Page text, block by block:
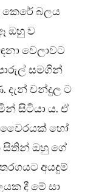
කෙරේ බලය
ඔහු ව
වෙලාවට
සමගින්
චන්දුල ට
සිටියා ය. ඒ
වෛරයක් හෝ
සිතින් ඔහු ගේ
අයදුම්
දී මේ සා